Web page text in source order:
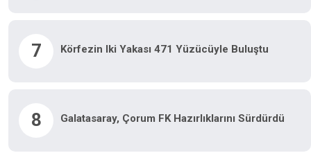
7 Körfezin Iki Yakası 471 Yüzücüyle Buluştu
8 Galatasaray, Çorum FK Hazırlıklarını Sürdürdü